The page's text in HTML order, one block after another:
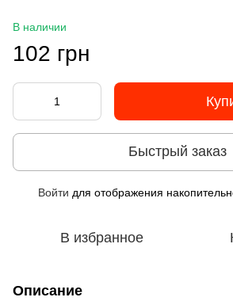
В наличии
102 грн
Быстрый заказ
Войти для отображения
В избранное
Описание